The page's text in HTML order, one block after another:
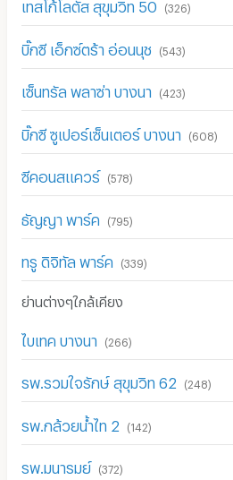
เทสโก้โลตัส สุขุมวิท 50 (326)
บิ๊กซี เอ็กซ์ตร้า อ่อนนุช (543)
เซ็นทรัล พลาซ่า บางนา (423)
บิ๊กซี ซูเปอร์เซ็นเตอร์ บางนา (608)
ซีคอนสแควร์ (578)
ธัญญา พาร์ค (795)
ทรู ดิจิทัล พาร์ค (339)
ย่านต่างๆใกล้เคียง
ไบเทค บางนา (266)
รพ.รวมใจรักษ์ สุขุมวิท 62 (248)
รพ.กล้วยน้ำไท 2 (142)
รพ.มนารมย์ (372)